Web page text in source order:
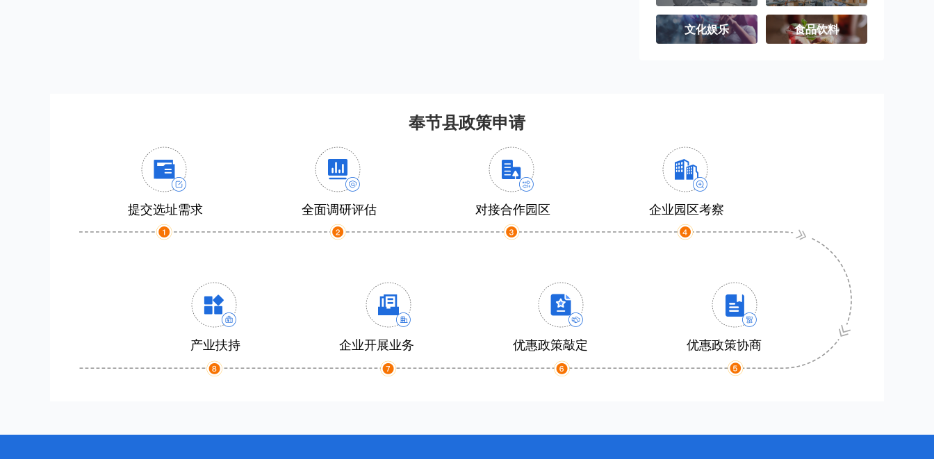
族自治县
永川区 南川区
文化娱乐 食品饮料
奉节县政策申请
提交选址需求 全面调研评估 对接合作园区 企业园区考察
产业扶持 企业开展业务 优惠政策敲定 优惠政策协商